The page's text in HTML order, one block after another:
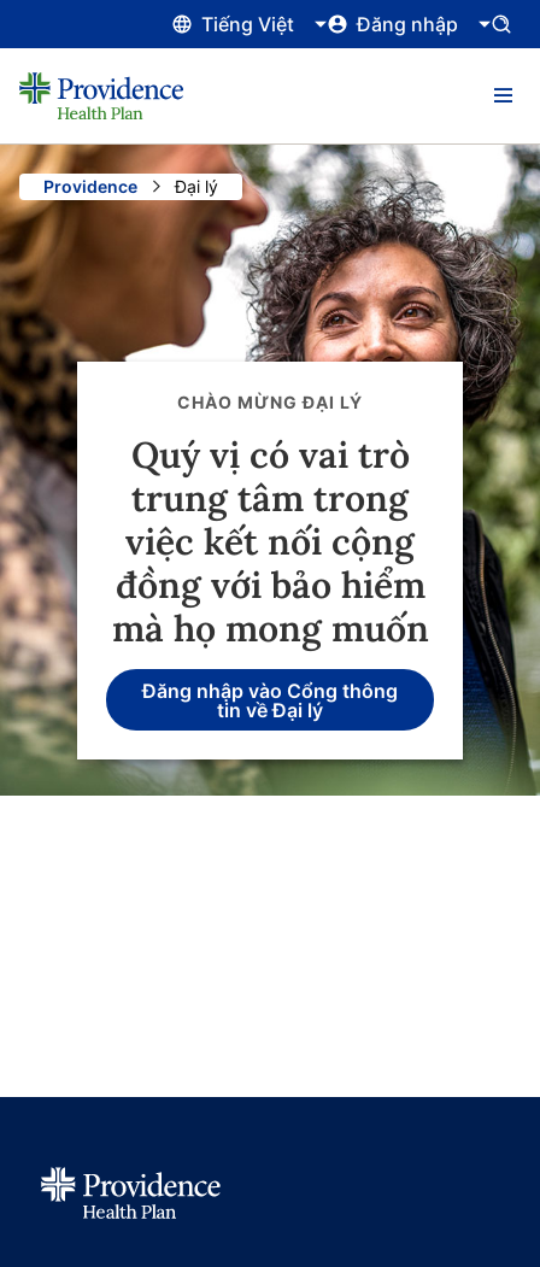
Tiếng Việt Đăng nhập
Providence Current:
Đại lý
CHÀO MỪNG ĐẠI LÝ
Quý vị có vai trò
trung tâm trong
việc kết nối cộng
đồng với bảo hiểm
mà họ mong muốn
Đăng nhập vào Cổng thông
tin về Đại lý